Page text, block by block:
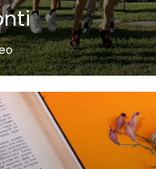
Nautica Bertelli
Paratico